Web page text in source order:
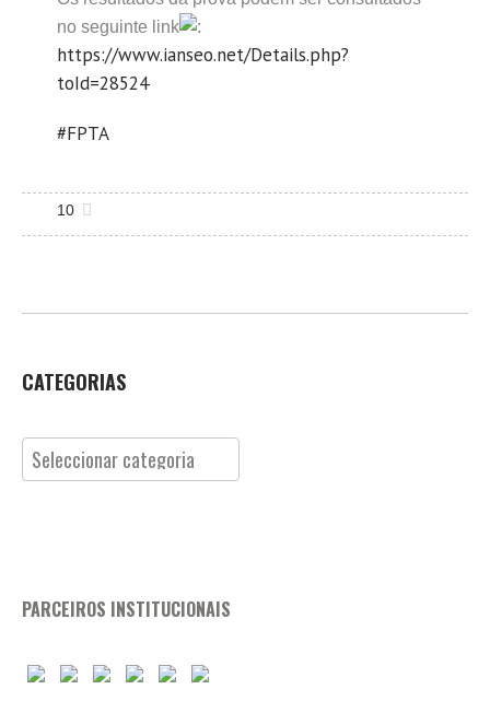
no seguinte link
:
https://www.ianseo.net/Details.php?
toId=28524
#FPTA
10
CATEGORIAS
Categorias
PARCEIROS INSTITUCIONAIS